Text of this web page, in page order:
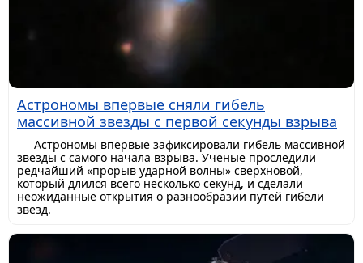
Астрономы впервые сняли гибель
массивной звезды с первой секунды взрыва
Астрономы впервые зафиксировали гибель массивной
звезды с самого начала взрыва. Ученые проследили
редчайший «прорыв ударной волны» сверхновой,
который длился всего несколько секунд, и сделали
неожиданные открытия о разнообразии путей гибели
звезд.